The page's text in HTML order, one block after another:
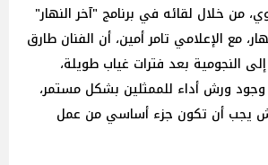
من خلال لقائه في برنامج "آخر النهار"
مع الإعلامي تامر أمين، أن الفنان طارق
النجومية بعد فترات غياب طويلة،
ورش أداء للممثلين بشكل مستمر،
يجب أن تكون جزء أساسي من عمل